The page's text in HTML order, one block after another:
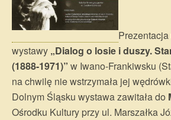
wystawy „Dialog o losie i duszy.
(1888-1971)” w Iwano-Frankiwsku
na chwilę nie wstrzymała jej
Dolnym Śląsku wystawa zawitała do
Ośrodku Kultury przy ul. Marszałka